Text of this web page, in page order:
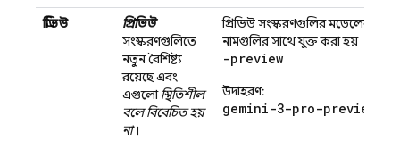
প্রিভিউ
প্রিভিউ
সংস্করণগুলিতে
নতুন বৈশিষ্ট্য
রয়েছে এবং
এগুলোস্থিতিশীল
বলে বিবেচিত হয়
না।
প্রিভিউ সংস্করণগুলির মডেলের
নামগুলির সাথে যুক্ত করা হয়
-preview
উদাহরণ:
gemini-3-pro-preview